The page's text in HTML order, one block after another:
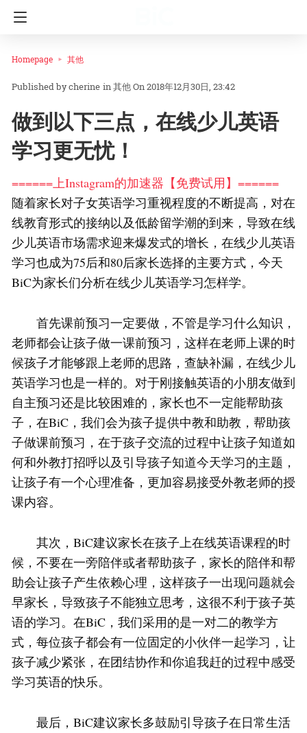
Homepage 其他
cherine in其他On 2018年12月30日, 23:42
做到以下三点，在线少儿英语
学习更无忧！
======上Instagram的加速器【免费试用】======
随着家长对子女英语学习重视程度的不断提高，对在
线教育形式的接纳以及低龄留学潮的到来，导致在线
少儿英语市场需求迎来爆发式的增长，在线少儿英语
学习也成为75后和80后家长选择的主要方式，今天
BiC为家长们分析在线少儿英语学习怎样学。
首先课前预习一定要做，不管是学习什么知识，
老师都会让孩子做一课前预习，这样在老师上课的时
候孩子才能够跟上老师的思路，查缺补漏，在线少儿
英语学习也是一样的。对于刚接触英语的小朋友做到
自主预习还是比较困难的，家长也不一定能帮助孩
子，在BiC，我们会为孩子提供中教和助教，帮助孩
子做课前预习，在于孩子交流的过程中让孩子知道如
何和外教打招呼以及引导孩子知道今天学习的主题，
让孩子有一个心理准备，更加容易接受外教老师的授
课内容。
其次，BiC建议家长在孩子上在线英语课程的时
候，不要在一旁陪伴或者帮助孩子，家长的陪伴和帮
助会让孩子产生依赖心理，这样孩子一出现问题就会
早家长，导致孩子不能独立思考，这很不利于孩子英
语的学习。在BiC，我们采用的是一对二的教学方
式，每位孩子都会有一位固定的小伙伴一起学习，让
孩子减少紧张，在团结协作和你追我赶的过程中感受
学习英语的快乐。
最后，BiC建议家长多鼓励引导孩子在日常生活